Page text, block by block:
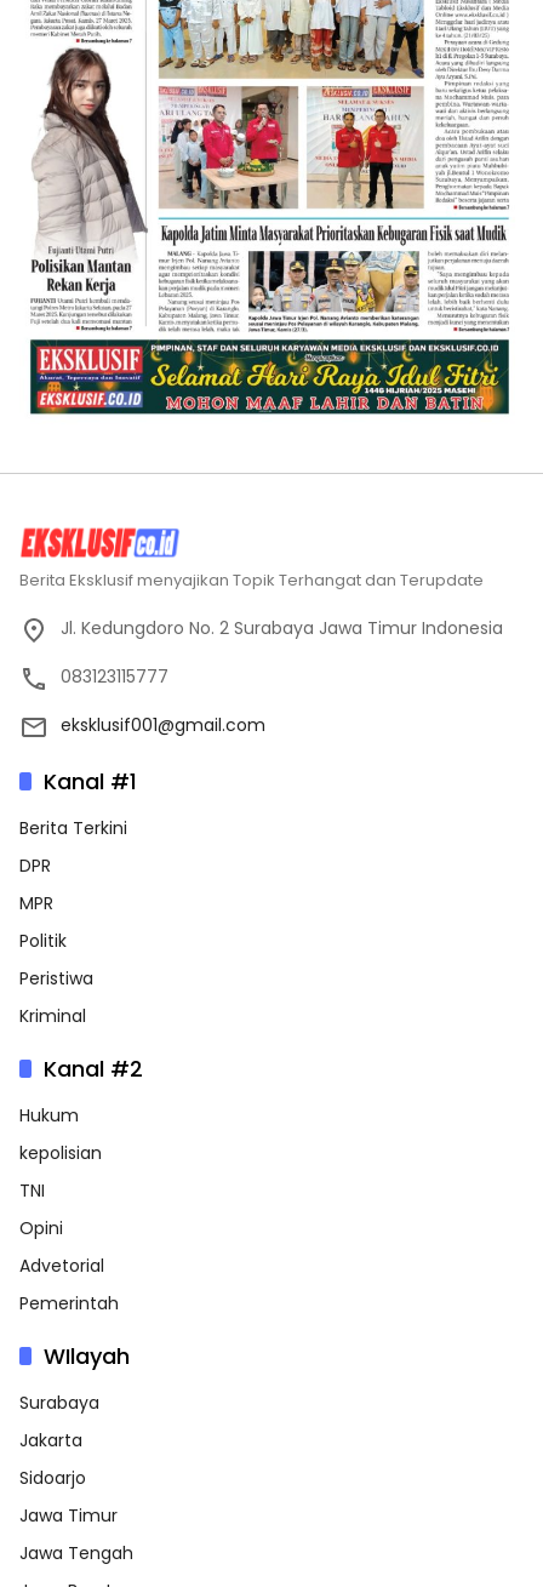
Berita Eksklusif menyajikan Topik Terhangat dan Terupdate
Jl. Kedungdoro No. 2 Surabaya Jawa Timur Indonesia
083123115777
eksklusif001@gmail.com
Kanal #1
Berita Terkini
DPR
MPR
Politik
Peristiwa
Kriminal
Kanal #2
Hukum
kepolisian
TNI
Opini
Advetorial
Pemerintah
WIlayah
Surabaya
Jakarta
Sidoarjo
Jawa Timur
Jawa Tengah